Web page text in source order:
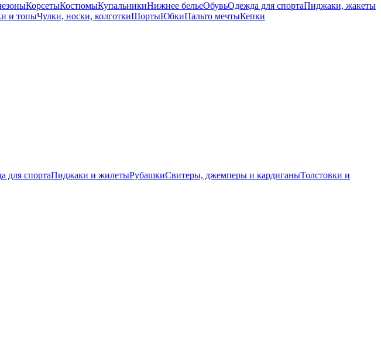
КорсетыКостюмыКупальникиНижнее бельеОбувьОдежда для спортаПиджаки, жакеты
и топыЧулки, носки, колготкиШортыЮбкиПальто мечтыКепки
для спортаПиджаки и жилетыРубашкиСвитеры, джемперы и кардиганыТолстовки и